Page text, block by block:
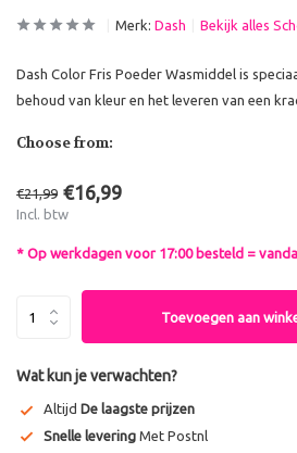
Merk: Dash Bekijk alles
Dash Color Fris Poeder Wasmiddel is
behoud van kleur en het leveren van een
Choose from:
€21,99 €16,99
Incl. btw
* Op werkdagen voor 17:00 besteld =
Toevoegen aan
Wat kun je verwachten?
Altijd De laagste prijzen
Snelle levering Met Postnl